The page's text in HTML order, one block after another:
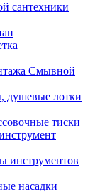
сантехники
Смывной
душевые лотки
тиски
инструментов